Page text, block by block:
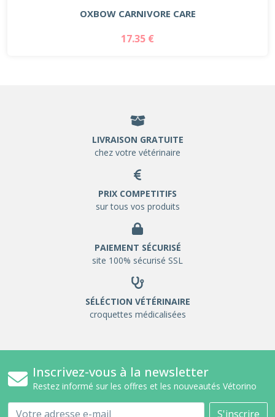
OXBOW CARNIVORE CARE
17.35 €
LIVRAISON GRATUITE
chez votre vétérinaire
PRIX COMPETITIFS
sur tous vos produits
PAIEMENT SÉCURISÉ
site 100% sécurisé SSL
SÉLÉCTION VÉTÉRINAIRE
croquettes médicalisées
Inscrivez-vous à la newsletter
Restez informé sur les offres et les nouveautés Vétorino
Email S'inscrire